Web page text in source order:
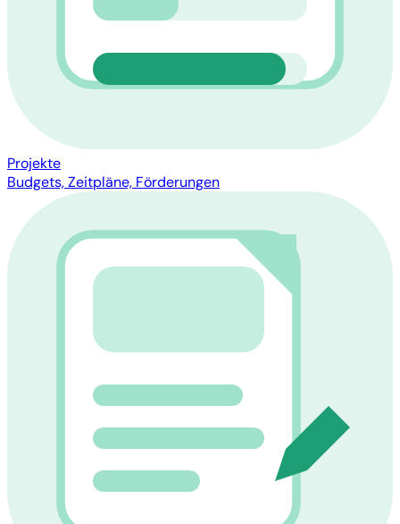
Projekte
Budgets, Zeitpläne, Förderungen